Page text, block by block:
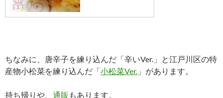
ちなみに、唐辛子を練り込んだ「辛いVer.」と江戸川区の特
産物小松菜を練り込んだ「小松菜Ver. 」があります。
持ち帰りや、 通販 もあります。